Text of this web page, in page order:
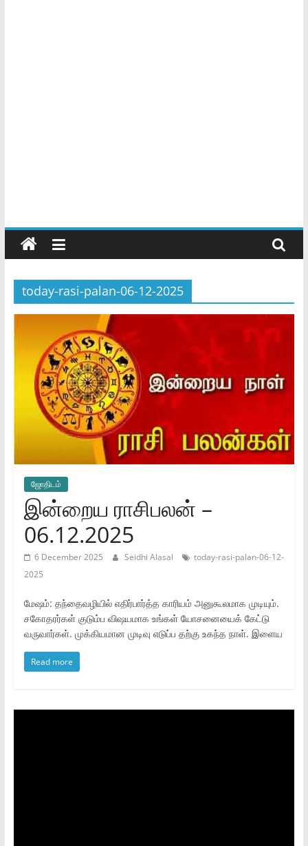
today-rasi-palan-06-12-2025
ஜோ‌திட‌ம்
இன்றைய ராசிபலன் –
06.12.2025
6 December 2025 Seidhi Alasal
today-rasi-palan-06-12-
2025
மேஷம்: தந்தைவழியில் எதிர்பார்த்த காரியம் அனுகூலமாக முடியும்.
சகோதரர்கள் குடும்ப விஷயமாக உங்கள் யோசனையைக் கேட்டு
வருவார்கள். முக்கியமான முடிவு எடுப்ப தற்கு உகந்த நாள். இளைய
Read more